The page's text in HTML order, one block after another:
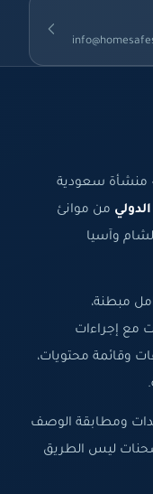
منشأة سعودية
من موانئ
وآسيا
مبطنة،
مع إجراءات
وقائمة محتويات،
ومطابقة الوصف
ليس الطريق